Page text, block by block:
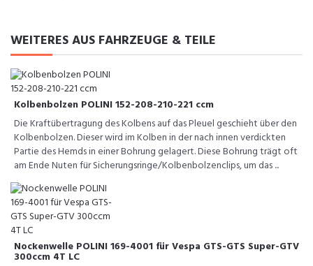
WEITERES AUS FAHRZEUGE & TEILE
Kolbenbolzen POLINI 152-208-210-221 ccm
Die Kraftübertragung des Kolbens auf das Pleuel geschieht über den
Kolbenbolzen. Dieser wird im Kolben in der nach innen verdickten
Partie des Hemds in einer Bohrung gelagert. Diese Bohrung trägt oft
am Ende Nuten für Sicherungsringe/Kolbenbolzenclips, um das ...
Nockenwelle POLINI 169-4001 für Vespa GTS-GTS Super-GTV
300ccm 4T LC